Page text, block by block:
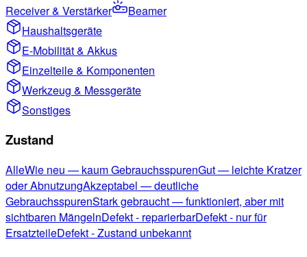
Receiver & Verstärker
Beamer
Haushaltsgeräte
E-Mobilität & Akkus
Einzelteile & Komponenten
Werkzeug & Messgeräte
Sonstiges
Zustand
AlleWie neu — kaum GebrauchsspurenGut — leichte Kratzer
oder AbnutzungAkzeptabel — deutliche
GebrauchsspurenStark gebraucht — funktioniert, aber mit
sichtbaren MängelnDefekt - reparierbarDefekt - nur für
ErsatzteileDefekt - Zustand unbekannt